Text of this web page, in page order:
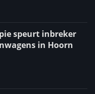
speurt inbreker
in Hoorn